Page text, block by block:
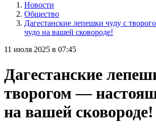
Новости
Общество
Дагестанские лепешки чуду с
чудо на вашей сковороде!
11 июля 2025 в 07:45
Дагестанские
творогом —
на вашей сковороде!